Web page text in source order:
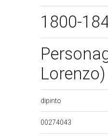
1800-
dipinto
00274043